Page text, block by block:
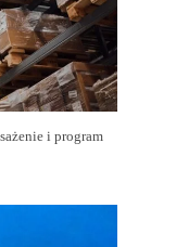
i program